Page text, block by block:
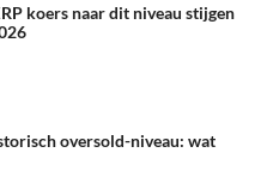
koers naar dit niveau stijgen
oversold-niveau: wat